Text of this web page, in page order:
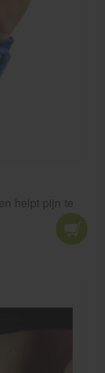
helpt pijn te
pols.